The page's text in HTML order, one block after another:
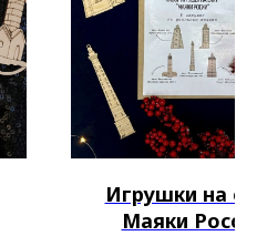
Игрушки на
Маяки